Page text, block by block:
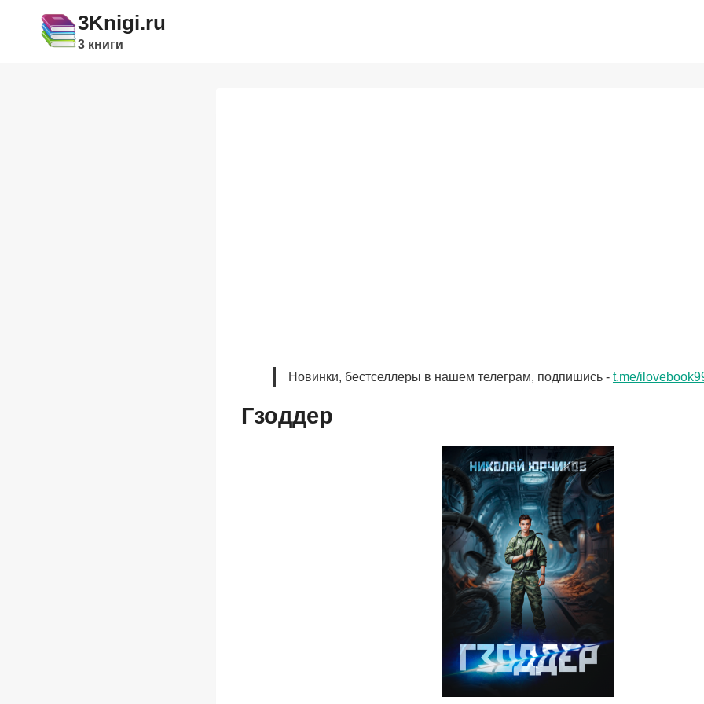
содержимому
3Knigi.ru
3 книги
Новинки, бестселлеры в нашем телеграм, подпишись - t.me/
Гзоддер